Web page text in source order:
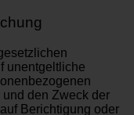
unentgeltliche
und den Zweck der
Berichtigung oder